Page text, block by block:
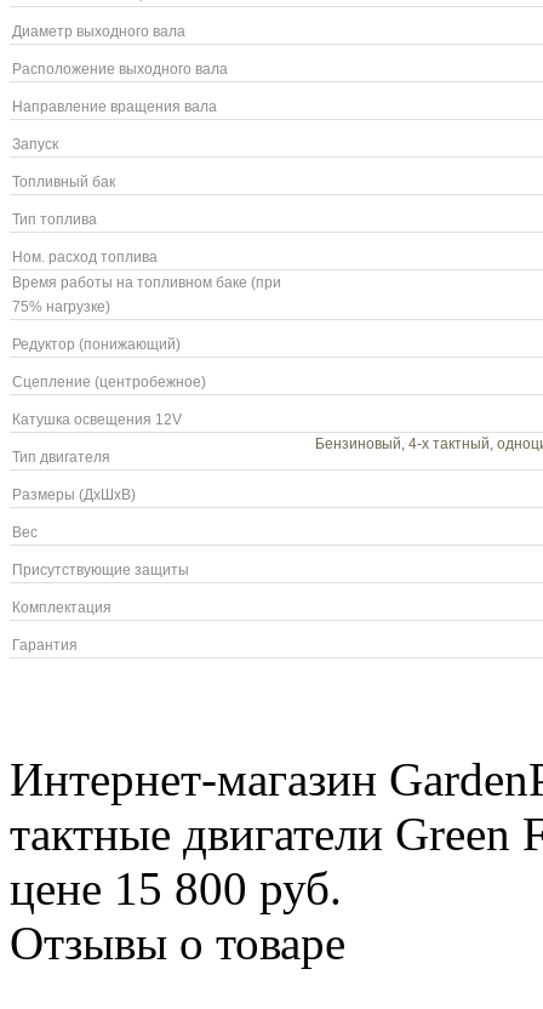
Диаметр выходного вала
Расположение выходного вала
Направление вращения вала
Запуск
Топливный бак
Тип топлива
Ном. расход топлива
Время работы на топливном баке (при
75% нагрузке)
Редуктор (понижающий)
Сцепление (центробежное)
Катушка освещения 12V
Тип двигателя
Бензиновый, 4-х тактный,
Размеры (ДхШхВ)
Вес
Присутствующие защиты
Комплектация
Гарантия
Интернет-магазин
тактные двигатели
цене 15 800 руб.
Отзывы о товаре